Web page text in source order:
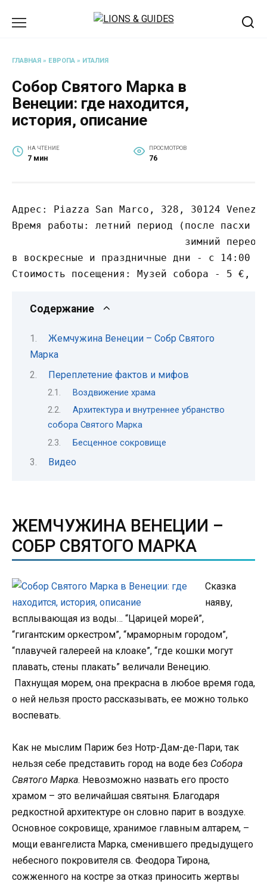
ГЛАВНАЯ » ЕВРОПА » ИТАЛИЯ
Собор Святого Марка в
Венеции: где находится,
история, описание
НА ЧТЕНИЕ
7 мин
ПРОСМОТРОВ
76
Адрес: Piazza San Marco, 328, 30124
Время работы: летний период (после пасхи
зимний
в воскресные и праздничные дни - с 14:00
Стоимость посещения: Музей собора - 5 €,
Содержание
Жемчужина Венеции – Собр Святого
Марка
Переплетение фактов и мифов
Воздвижение храма
Архитектура и внутреннее убранство
собора Святого Марка
Бесценное сокровище
Видео
ЖЕМЧУЖИНА ВЕНЕЦИИ –
СОБР СВЯТОГО МАРКА
Сказка
наяву,
всплывающая из воды… “Царицей морей”,
“гигантским оркестром”, “мраморным городом”,
“плавучей галереей на клоаке”, “где кошки могут
плавать, стены плакать” величали Венецию.
Пахнущая морем, она прекрасна в любое время года,
о ней нельзя просто рассказывать, ее можно только
воспевать.
Как не мыслим Париж без Нотр-Дам-де-Пари, так
нельзя себе представить город на воде без Собора
Святого Марка. Невозможно назвать его просто
храмом – это величайшая святыня. Благодаря
редкостной архитектуре он словно парит в воздухе.
Основное сокровище, хранимое главным алтарем, –
мощи евангелиста Марка, сменившего предыдущего
небесного покровителя св. Феодора Тирона,
сожженного на костре за отказ приносить жертвы